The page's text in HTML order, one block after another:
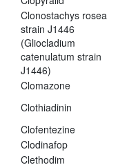
Clonostachys rosea
strain J1446
(Gliocladium
catenulatum strain
J1446)
Clomazone
Clothiadinin
Clofentezine
Clodinafop
Clethodim